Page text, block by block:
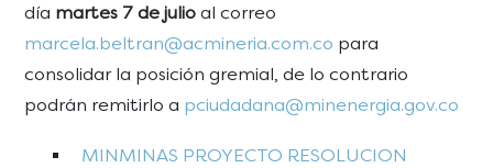
día martes 7 de julioal correo
marcela.beltran@acmineria.com.co para
consolidar la posición gremial, de lo contrario
podrán remitirlo a pciudadana@minenergia.gov.co
MINMINAS PROYECTO RESOLUCION